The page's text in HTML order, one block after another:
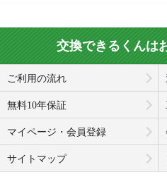
交換できるくんは
ご利用の流れ
無料10年保証
マイページ・会員登録
サイトマップ